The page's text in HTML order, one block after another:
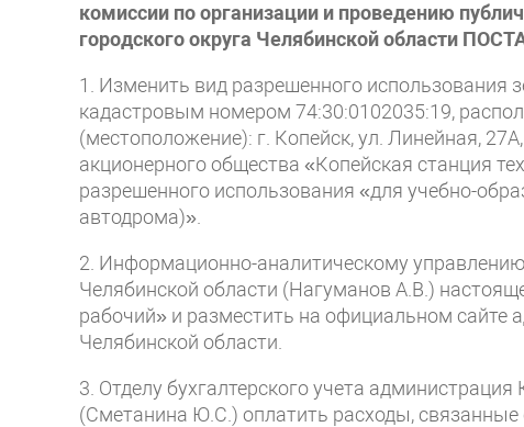
комиссии по организации и проведению
городского округа Челябинской области
1. Изменить вид разрешенного использования
кадастровым номером 74:30:0102035:19,
(местоположение): г. Копейск, ул. Линейная,
акционерного общества «Копейская станция
разрешенного использования «для учебно-
автодрома)».
2. Информационно-аналитическому
Челябинской области (Нагуманов А.В.)
рабочий» и разместить на официальном сайте
Челябинской области.
3. Отделу бухгалтерского учета
(Сметанина Ю.С.) оплатить расходы, связанные